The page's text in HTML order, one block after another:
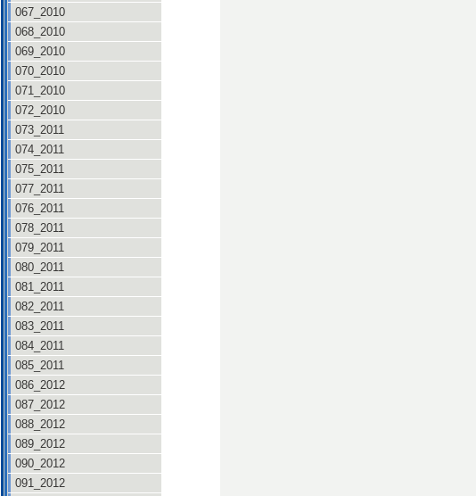
067_2010
068_2010
069_2010
070_2010
071_2010
072_2010
073_2011
074_2011
075_2011
077_2011
076_2011
078_2011
079_2011
080_2011
081_2011
082_2011
083_2011
084_2011
085_2011
086_2012
087_2012
088_2012
089_2012
090_2012
091_2012